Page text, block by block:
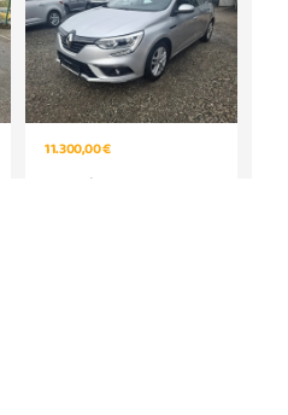
11.300,00 €
Renault megane 1.3